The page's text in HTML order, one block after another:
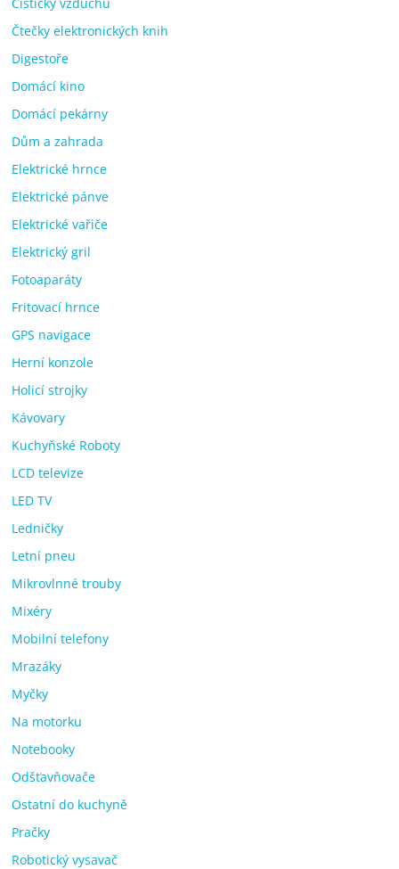
Čtečky elektronických knih
Digestoře
Domácí kino
Domácí pekárny
Dům a zahrada
Elektrické hrnce
Elektrické pánve
Elektrické vařiče
Elektrický gril
Fotoaparáty
Fritovací hrnce
GPS navigace
Herní konzole
Holicí strojky
Kávovary
Kuchyňské Roboty
LCD televize
LED TV
Ledničky
Letní pneu
Mikrovlnné trouby
Mixéry
Mobilní telefony
Mrazáky
Myčky
Na motorku
Notebooky
Odšťavňovače
Ostatní do kuchyně
Pračky
Robotický vysavač